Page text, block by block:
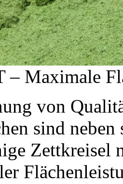
– Maximale
von
sind
Zettkreisel